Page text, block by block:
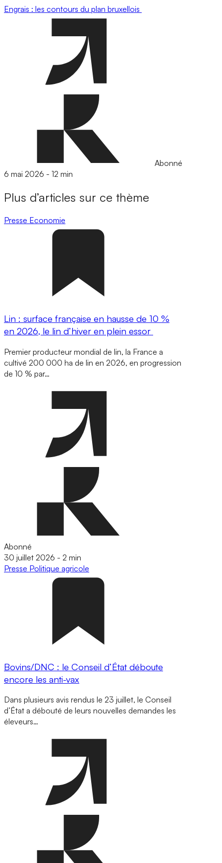
Engrais : les contours du plan bruxellois
Abonné
6 mai 2026 - 12 min
Plus d’articles sur ce thème
Presse Economie
Lin : surface française en hausse de 10 %
en 2026, le lin d’hiver en plein essor
Premier producteur mondial de lin, la France a
cultivé 200 000 ha de lin en 2026, en progression
de 10 % par…
Abonné
30 juillet 2026 - 2 min
Presse Politique agricole
Bovins/DNC : le Conseil d’État déboute
encore les anti-vax
Dans plusieurs avis rendus le 23 juillet, le Conseil
d’État a débouté de leurs nouvelles demandes les
éleveurs…